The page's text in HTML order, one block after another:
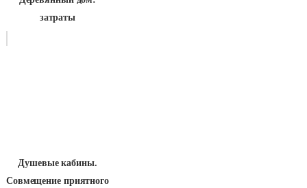
затраты
Душевые кабины.
Совмещение приятного